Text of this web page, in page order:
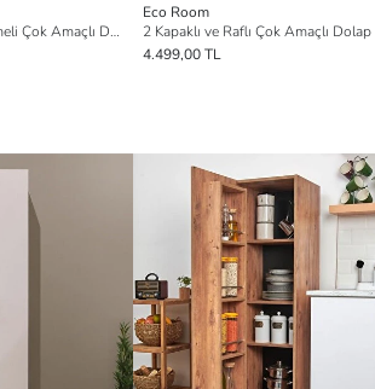
Ares 4 Kapaklı Orta Bölmeli Çok Amaçlı Dolap - Safir Meşe / Beyaz
Eco Room
4.499,00 TL